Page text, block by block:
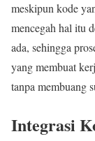
meskipun kode
mencegah hal itu
ada, sehingga
yang membuat
tanpa membuang
Integrasi